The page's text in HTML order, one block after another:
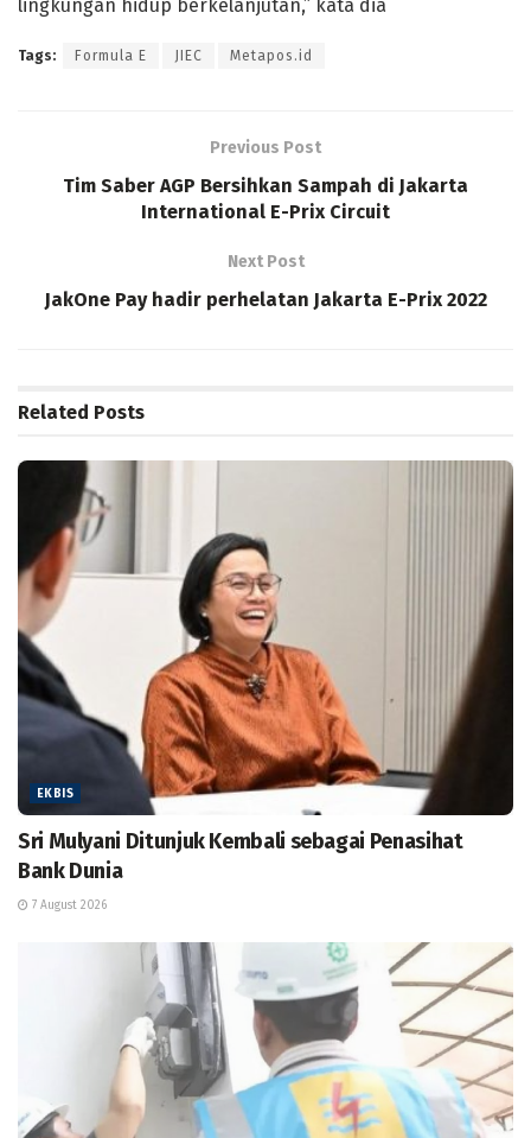
lingkungan hidup berkelanjutan,” kata dia
Tags: Formula E JIEC Metapos.id
Previous Post
Tim Saber AGP Bersihkan Sampah di Jakarta
International E-Prix Circuit
Next Post
JakOne Pay hadir perhelatan Jakarta E-Prix 2022
Related Posts
EKBIS
Sri Mulyani Ditunjuk Kembali sebagai Penasihat
Bank Dunia
7 August 2026